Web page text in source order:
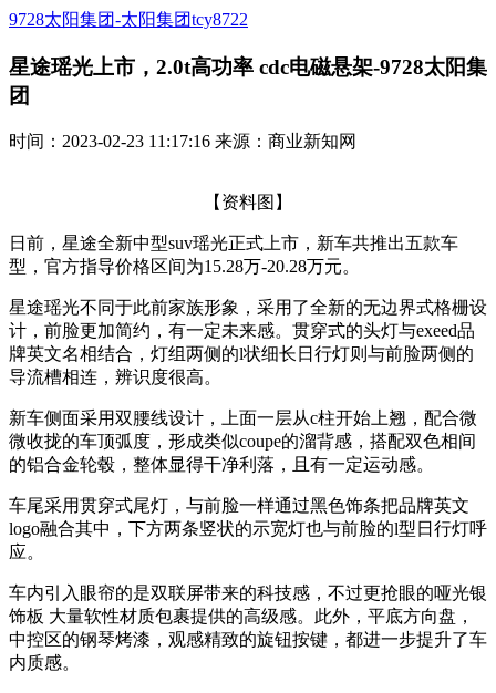
9728太阳集团-太阳集团tcy8722
星途瑶光上市，2.0t高功率 cdc电磁悬架-9728太阳集
团
时间：2023-02-23 11:17:16 来源：商业新知网
【资料图】
日前，星途全新中型suv瑶光正式上市，新车共推出五款车
型，官方指导价格区间为15.28万-20.28万元。
星途瑶光不同于此前家族形象，采用了全新的无边界式格栅设
计，前脸更加简约，有一定未来感。贯穿式的头灯与exeed品
牌英文名相结合，灯组两侧的l状细长日行灯则与前脸两侧的
导流槽相连，辨识度很高。
新车侧面采用双腰线设计，上面一层从c柱开始上翘，配合微
微收拢的车顶弧度，形成类似coupe的溜背感，搭配双色相间
的铝合金轮毂，整体显得干净利落，且有一定运动感。
车尾采用贯穿式尾灯，与前脸一样通过黑色饰条把品牌英文
logo融合其中，下方两条竖状的示宽灯也与前脸的l型日行灯呼
应。
车内引入眼帘的是双联屏带来的科技感，不过更抢眼的哑光银
饰板 大量软性材质包裹提供的高级感。此外，平底方向盘，
中控区的钢琴烤漆，观感精致的旋钮按键，都进一步提升了车
内质感。